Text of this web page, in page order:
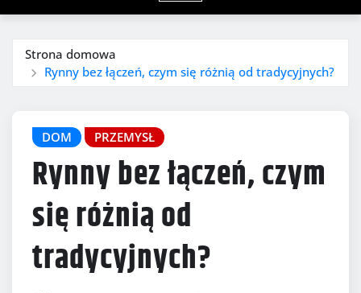
Strona domowa
Rynny bez łączeń, czym się różnią od tradycyjnych?
DOM PRZEMYSŁ
Rynny bez łączeń, czym
się różnią od
tradycyjnych?